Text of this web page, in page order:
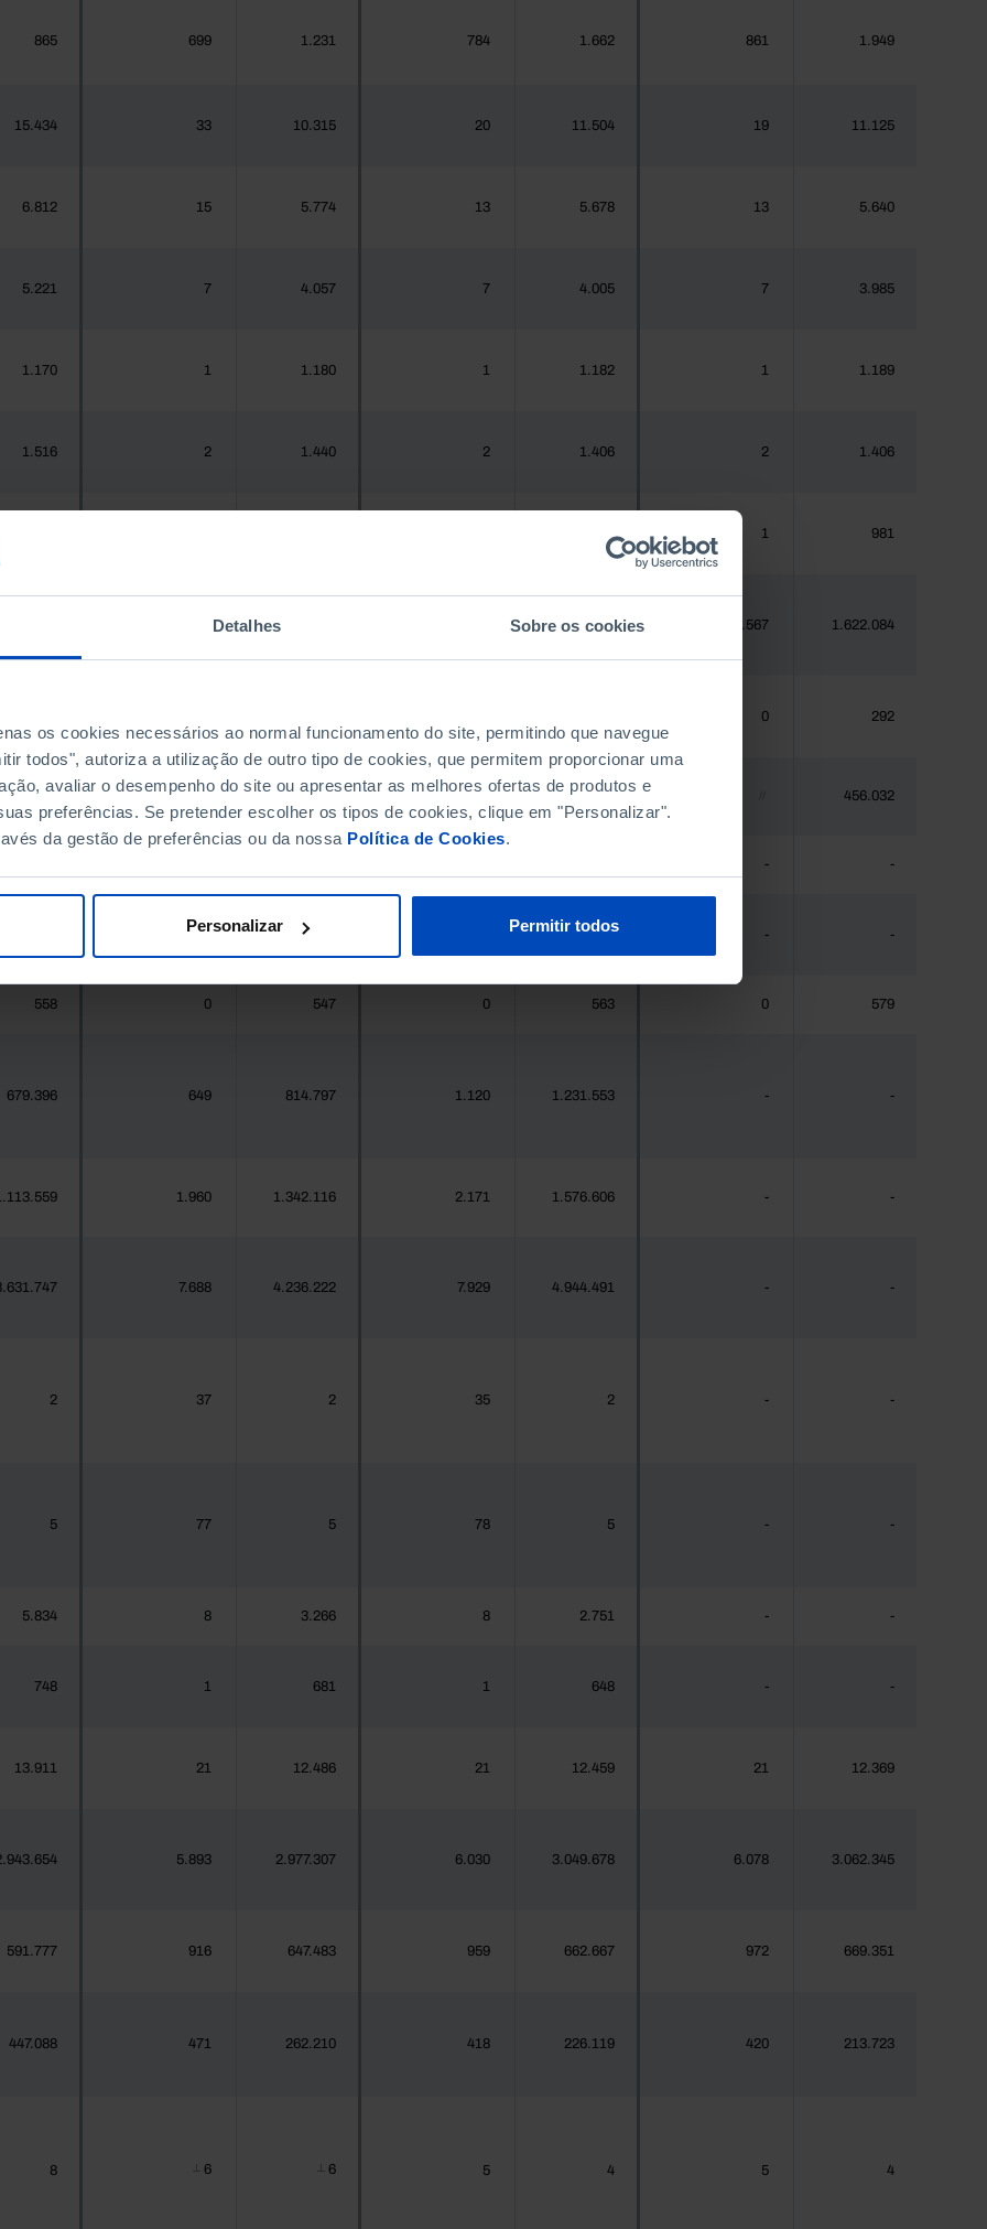
Detalhes Sobre os cookies
os cookies necessários ao normal funcionamento do site, permitindo que navegue
todos", autoriza a utilização de outro tipo de cookies, que permitem proporcionar uma
avaliar o desempenho do site ou apresentar as melhores ofertas de produtos e
preferências. Se pretender escolher os tipos de cookies, clique em "Personalizar".
da gestão de preferências ou da nossa Política de Cookies.
Personalizar Permitir todos
865 699 1.231 784 1.662 861 1.949
15.434 33 10.315 20 11.504 19 11.125
6.812 15 5.774 13 5.678 13 5.640
5.221 7 4.057 7 4.005 7 3.985
1.170 1 1.180 1 1.182 1 1.189
1.516 2 1.440 2 1.406 2 1.406
970 1 981
1.575.679 1.620.555 2.567 1.622.084
0 292
396.268 // 411.995 // 448.235 456.032
- -
29 24.469 44.941 - -
558 0 547 0 563 0 579
679.396 649 814.797 1.120 1.231.553 - -
1.960 1.342.116 2.171 1.576.606 - -
7.688 4.236.222 7.929 4.944.491 - -
2 37 2 35 2 - -
5 77 5 78 5 - -
5.834 8 3.266 8 2.751 - -
748 1 681 1 648 - -
13.911 21 12.486 21 12.459 21 12.369
5.893 2.977.307 6.030 3.049.678 6.078 3.062.345
591.777 916 647.483 959 662.667 972 669.351
447.088 471 262.210 418 226.119 420 213.723
8 6 6 5 4 5 4